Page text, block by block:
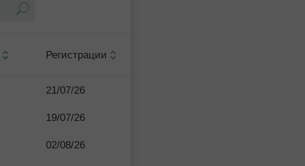
Регистрации
21/07/26
19/07/26
02/08/26